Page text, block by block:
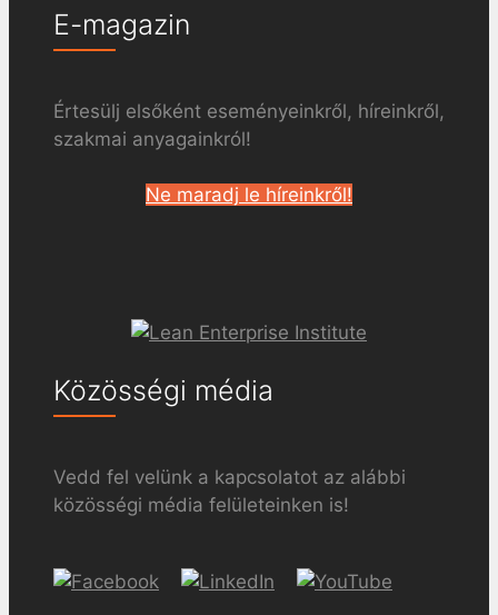
E-magazin
Értesülj elsőként eseményeinkről, híreinkről,
szakmai anyagainkról!
Ne maradj le híreinkről!
Közösségi média
Vedd fel velünk a kapcsolatot az alábbi
közösségi média felületeinken is!